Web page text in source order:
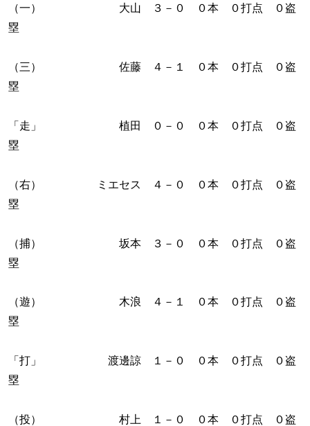
（一） 大山 ３－０ ０本 ０打点 ０盗
塁
（三） 佐藤 ４－１ ０本 ０打点 ０盗
塁
「走」 植田 ０－０ ０本 ０打点 ０盗
塁
（右） ミエセス ４－０ ０本 ０打点 ０盗
塁
（捕） 坂本 ３－０ ０本 ０打点 ０盗
塁
（遊） 木浪 ４－１ ０本 ０打点 ０盗
塁
「打」 渡邊諒 １－０ ０本 ０打点 ０盗
塁
（投） 村上 １－０ ０本 ０打点 ０盗